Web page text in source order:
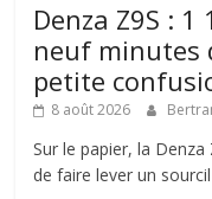
Denza Z9S :
neuf minutes
petite
8 août 2026
Sur le papier, la
de faire lever un